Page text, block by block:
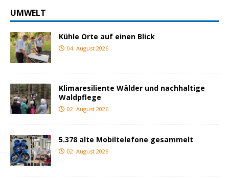
UMWELT
Kühle Orte auf einen Blick
04. August 2026
Klimaresiliente Wälder und nachhaltige
Waldpflege
02. August 2026
5.378 alte Mobiltelefone gesammelt
02. August 2026